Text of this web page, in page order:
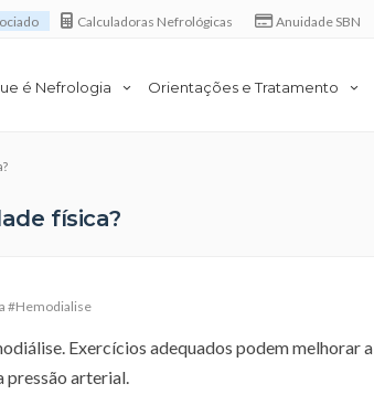
Calculadoras Nefrológicas Anuidade SBN
é Nefrologia Orientações e Tratamento
física?
#Hemodialise
Exercícios adequados podem melhorar a
pressão arterial.